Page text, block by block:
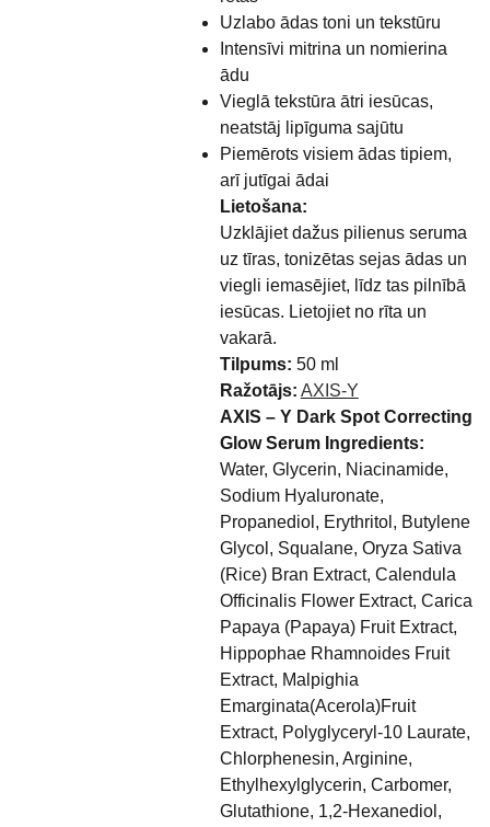
Uzlabo ādas toni un tekstūru
Intensīvi mitrina un nomierina
ādu
Vieglā tekstūra ātri iesūcas,
neatstāj lipīguma sajūtu
Piemērots visiem ādas tipiem,
arī jutīgai ādai
Lietošana:
Uzklājiet dažus pilienus seruma
uz tīras, tonizētas sejas ādas un
viegli iemasējiet, līdz tas pilnībā
iesūcas. Lietojiet no rīta un
vakarā.
Tilpums: 50 ml
Ražotājs: AXIS-Y
AXIS – Y Dark Spot Correcting
Glow Serum Ingredients:
Water, Glycerin, Niacinamide,
Sodium Hyaluronate,
Propanediol, Erythritol, Butylene
Glycol, Squalane, Oryza Sativa
(Rice) Bran Extract, Calendula
Officinalis Flower Extract, Carica
Papaya (Papaya) Fruit Extract,
Hippophae Rhamnoides Fruit
Extract, Malpighia
Emarginata(Acerola)Fruit
Extract, Polyglyceryl-10 Laurate,
Chlorphenesin, Arginine,
Ethylhexylglycerin, Carbomer,
Glutathione, 1,2-Hexanediol,